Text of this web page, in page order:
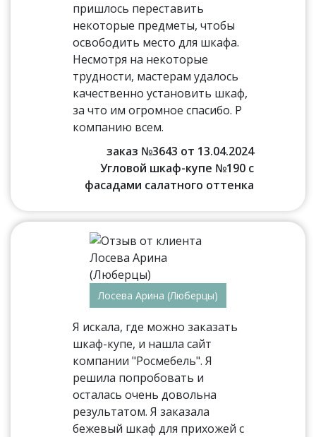
пришлось переставить
некоторые предметы, чтобы
освободить место для шкафа.
Несмотря на некоторые
трудности, мастерам удалось
качественно установить шкаф,
за что им огромное спасибо. Р
компанию всем.
заказ №3643 от 13.04.2024
Угловой шкаф-купе №190 с
фасадами салатного оттенка
Лосева Арина (Люберцы)
Я искала, где можно заказать
шкаф-купе, и нашла сайт
компании "Росмебель". Я
решила попробовать и
осталась очень довольна
результатом. Я заказала
бежевый шкаф для прихожей с